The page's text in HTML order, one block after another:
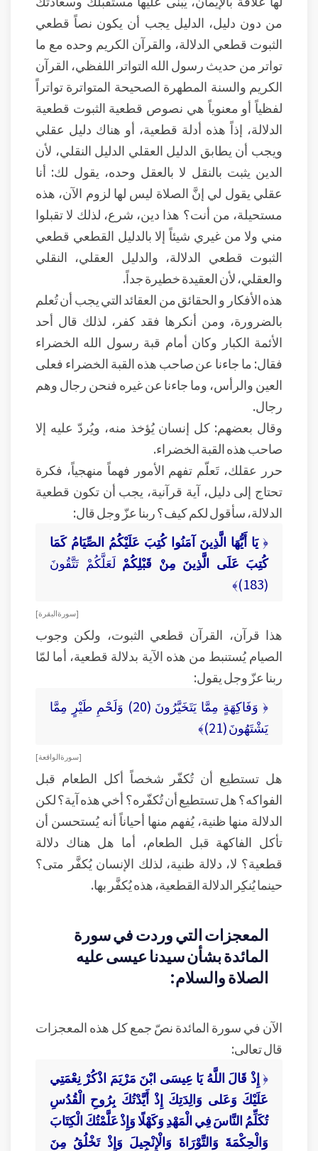
من دون دليل، الدليل يجب أن يكون نصاً قطعي
الثبوت قطعي الدلالة، والقرآن الكريم وحده مع ما
تواتر من حديث رسول الله التواتر اللفظي، القرآن
الكريم والسنة المطهرة الصحيحة المتواترة تواتراً
لفظياً أو معنوياً هي نصوص قطعية الثبوت قطعية
الدلالة، إذاً هذه أدلة قطعية، أو هناك دليل عقلي
ويجب أن يطابق الدليل العقلي الدليل النقلي، لأن
الدين يثبت بالنقل لا بالعقل وحده، يقول لك: أنا
عقلي يقول لي إنَّ الصلاة ليس لها لزوم الآن، هذه
مستحيلة، من أنت؟ هذا دين، شرع، لذلك لا تقبلوا
مني ولا من غيري شيئاً إلا بالدليل القطعي قطعي
الثبوت قطعي الدلالة، والدليل العقلي، النقلي
والعقلي، لأن العقيدة خطيرة جداً.
هذه الأفكار و الحقائق من العقائد التي يجب أن تُعلم
بالضرورة، ومن أنكرها فقد كفر، لذلك قال أحد
الأئمة الكبار وكان أمام قبة رسول الله الخضراء
فقال: ما جاءنا عن صاحب هذه القبة الخضراء فعلى
العين والرأس، وما جاءنا عن غيره فنحن رجال وهم
رجال.
وقال بعضهم: كل إنسان يُؤخذ منه، ويُردّ عليه إلا
صاحب هذه القبة الخضراء.
حرر عقلك، تَعلّم تفهم الأمور فهماً منهجياً، فكرة
تحتاج إلى دليل، آية قرآنية، يجب أن تكون قطعية
الدلالة، سأقول لكم كيف؟ ربنا عزّ وجل قال:
﴿يَا أَيُّهَا الَّذِينَ آمَنُوا كُتِبَ عَلَيْكُمُ الصِّيَامُ كَمَا
كُتِبَ عَلَى الَّذِينَ مِنْ قَبْلِكُمْلَعَلَّكُمْ تَتَّقُونَ
(183)﴾
[ سورة البقرة ]
هذا قرآن، القرآن قطعي الثبوت، ولكن وجوب
الصيام يُستنبط من هذه الآية بدلالة قطعية، أما لمّا
ربنا عزّ وجل يقول:
﴿ وَفَاكِهَةٍ مِمَّا يَتَخَيَّرُونَ (20) وَلَحْمِ طَيْرٍ مِمَّا
يَشْتَهُونَ (21)﴾
[ سورة الواقعة ]
هل تستطيع أن تُكفّر شخصاً أكل الطعام قبل
الفواكه؟ هل تستطيع أن تُكفّره؟ أخي هذه آية؟ لكن
الدلالة منها ظنية، يُفهم منها أحياناً أنه يُستحسن أن
تأكل الفاكهة قبل الطعام، أما هل هناك دلالة
قطعية؟ لا، دلالة ظنية، لذلك الإنسان يُكفَّر متى؟
حينما يُنكِر الدلالة القطعية، هذه يُكفَّر بها.
المعجزات التي وردت في سورة
المائدة بشأن سيدنا عيسى عليه
الصلاة والسلام:
الآن في سورة المائدة نصّ جمع كل هذه المعجزات
قال تعالى:
﴿إِذْ قَالَ اللَّهُ يَا عِيسَى ابْنَ مَرْيَمَ اذْكُرْ نِعْمَتِي
عَلَيْكَ وَعَلى وَالِدَتِكَ إِذْ أَيَّدْتُكَ بِرُوحِ الْقُدُسِ
تُكَلِّمُ النَّاسَ فِي الْمَهْدِ وَكَهْلًا وَإِذْ عَلَّمْتُكَ الْكِتَابَ
وَالْحِكْمَةَ وَالتَّوْرَاةَ وَالْإِنْجِيلَ وَإِذْ تَخْلُقُ مِنَ